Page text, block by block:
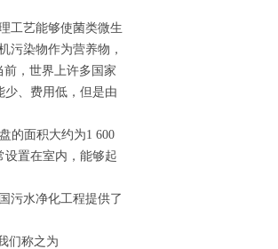
工艺能够使菌类微生
污染物作为营养物，
，世界上许多国家
、费用低，但是由
的面积大约为1 600
设置在室内，能够起
污水净化工程提供了
们称之为